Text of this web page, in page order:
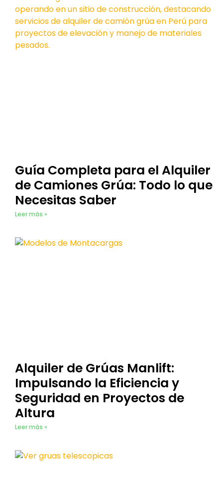
Guía Completa para el Alquiler
de Camiones Grúa: Todo lo que
Necesitas Saber
Leer más »
Alquiler de Grúas Manlift:
Impulsando la Eficiencia y
Seguridad en Proyectos de
Altura
Leer más »